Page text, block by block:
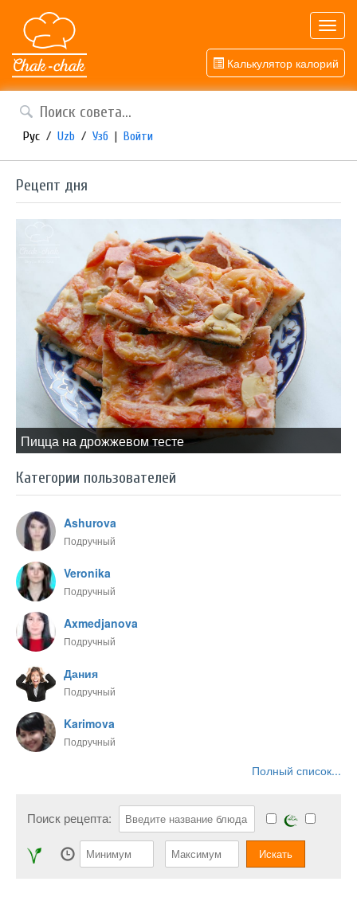
Калькулятор калорий
Рус / Uzb / Узб | Войти
Рецепт дня
Пицца на дрожжевом тесте
Категории пользователей
Ashurova
Подручный
Veronika
Подручный
Axmedjanova
Подручный
Дания
Подручный
Karimova
Подручный
Полный список...
Поиск рецепта: